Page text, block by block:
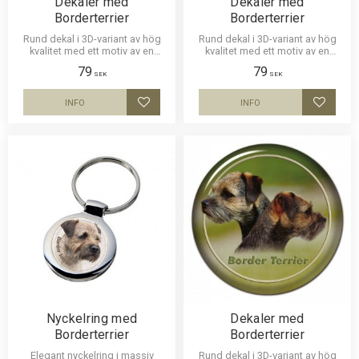
Borderterrier
Rund dekal i 3D-variant av hög
kvalitet med ett motiv av en
10 cm och 15 cm i diameter.
79 SEK
Lägg till i favoriter
INFO
Borderterrier
Rund dekal i 3D-variant av hög
kvalitet med ett motiv av en
10 cm och 15 cm i diameter.
79 SEK
Lägg
INFO
Nyckelring med
Borderterrier
Elegant nyckelring i massiv
Dekaler med
Borderterrier
Rund dekal i 3D-variant av hög